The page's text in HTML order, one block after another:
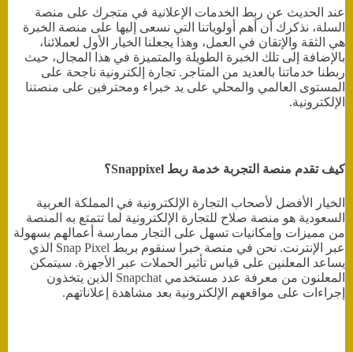
عند الحديث عن ربط الخدمات الإعلانية في متجرك على منصة
السلة، نذكرك أن أهم أولوياتنا التي نسعى إليها على منصة الخبرة
هي الثقة والإتقان في العمل، وهذا يجعلنا الخيار الأول لعملائنا،
بالإضافة إلى تلك الخبرة الطويلة والمتميزة في هذا المجال، حيث
ربطنا خدماتنا بالعديد من المتاجر. تجارة إلكترونية ناجحة على
المستوى العالمي والمحلي على يد خبراء ومحترفين على منصتنا
الإلكترونية.
كيف تقدم منصة التجربة خدمة ربط Snappixel؟
الخيار الأفضل لأصحاب التجارة الإلكترونية في المملكة العربية
السعودية هو منصة صلاح للتجارة الإلكترونية لما تتمتع به المنصة
من مميزات وإمكانيات تسهل على التجار ممارسة أعمالهم بسهولة
عبر الإنترنت. نحن في منصة خبرا سنقوم بربط Snap Pixel الذي
يساعد المعلنين على قياس تأثير الحملات عبر الأجهزة. سيتمكن
المعلنون من معرفة عدد مستخدمي Snapchat الذين يتخذون
إجراءات على مواقعهم الإلكترونية بعد مشاهدة إعلاناتهم.